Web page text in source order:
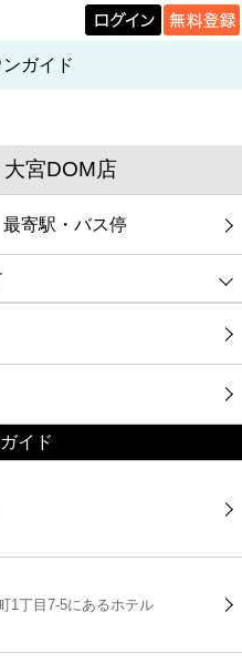
ガイド
宮DOM店
最寄駅・バス停
イド
1丁目7-5にあるホテル